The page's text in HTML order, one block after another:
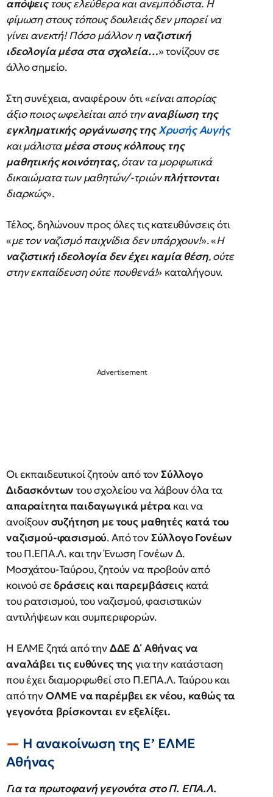
απόψεις τους ελεύθερα και ανεμπόδιστα. Η
φίμωση στους τόπους δουλειάς δεν μπορεί να
γίνει ανεκτή! Πόσο μάλλον η ναζιστική
ιδεολογία μέσα στα σχολεία…» τονίζουν σε
άλλο σημείο.
Στη συνέχεια, αναφέρουν ότι «είναι απορίας
άξιο ποιος ωφελείται από τηναναβίωση της
εγκληματικής οργάνωσης τηςΧρυσής Αυγής
και μάλισταμέσα στους κόλπους της
μαθητικής κοινότητας, όταν τα μορφωτικά
δικαιώματα των μαθητών/-τριώνπλήττονται
διαρκώς».
Τέλος, δηλώνουν προς όλες τις κατευθύνσεις ότι
«με τον ναζισμό παιχνίδια δεν υπάρχουν!». «Η
ναζιστική ιδεολογία δεν έχει καμία θέση, ούτε
στην εκπαίδευση ούτε πουθενά!» καταλήγουν.
Οι εκπαιδευτικοί ζητούν από τονΣύλλογο
Διδασκόντωντου σχολείου να λάβουν όλα τα
απαραίτητα παιδαγωγικά μέτρα και να
ανοίξουνσυζήτηση με τους μαθητές κατά του
ναζισμού-φασισμού. Από τονΣύλλογο Γονέων
του Π.ΕΠΑ.Λ. και την Ένωση Γονέων Δ.
Μοσχάτου-Ταύρου, ζητούν να προβούν από
κοινού σεδράσεις και παρεμβάσειςκατά
του ρατσισμού, του ναζισμού, φασιστικών
αντιλήψεων και συμπεριφορών.
Η ΕΛΜΕ ζητά από τηνΔΔΕ Δ΄ Αθήνας να
αναλάβει τις ευθύνες τηςγια την κατάσταση
που έχει διαμορφωθεί στο Π.ΕΠΑ.Λ. Ταύρου και
από τηνΟΛΜΕ να παρέμβει εκ νέου, καθώς τα
γεγονότα βρίσκονται εν εξελίξει.
Η ανακοίνωση της Ε’ ΕΛΜΕ
Αθήνας
Για τα πρωτοφανή γεγονότα στο Π. ΕΠΑ.Λ.